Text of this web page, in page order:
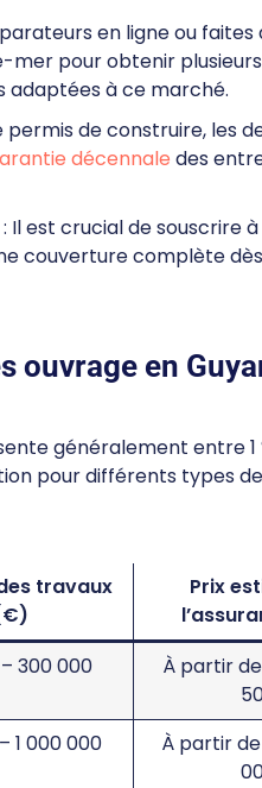
en ligne ou faites
pour obtenir plusieurs
à ce marché.
permis de construire, les
décennale des
: Il est crucial de souscrire
couverture complète
ouvrage en
généralement entre 1
pour différents types
travaux
Prix
300 000
À partir
1 000 000
À partir de